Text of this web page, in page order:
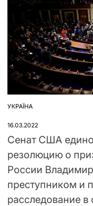
ОПУБЛІКУВАТИ
УКРАЇНА
16.03.2022
Сенат США
резолюцию о
России
преступником и
расследование